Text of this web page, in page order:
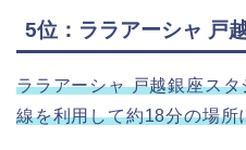
5位：ララアーシャ 戸
ララアーシャ 戸越銀座ス
線を利用して約18分の場所